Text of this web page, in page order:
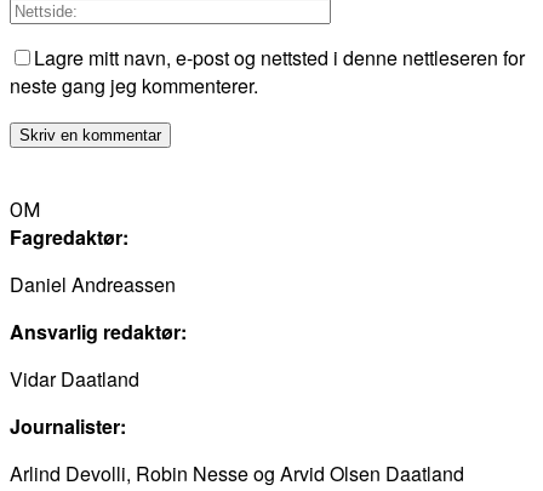
Lagre mitt navn, e-post og nettsted i denne nettleseren for
neste gang jeg kommenterer.
OM
Fagredaktør:
Daniel Andreassen
Ansvarlig redaktør:
Vidar Daatland
Journalister:
Arlind Devolli, Robin Nesse og Arvid Olsen Daatland